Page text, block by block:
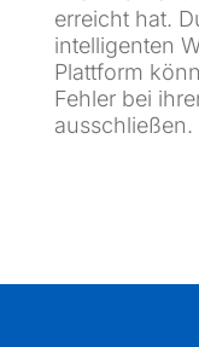
erreicht hat.
intelligenten
Plattform
Fehler bei
ausschließen.